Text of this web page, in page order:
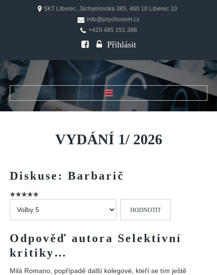
SKT Liberec, Jáchymovská 385, 460 10 Liberec 10
info@psychosom.cz
+420 485 151 398
Přihlásit
ÚVOD
O ČASOPISU
Historie
FAQ
PSYCHOSOM
Vydání 1/ 2026
Vydání 3/ 2025
Vydání 1/ 2025
VYDÁNÍ 1/ 2026
Diskuse: Barbarič
prosím
Odpověď autora Selektivní
kritiky…
Milá Romano, popřípadě další kolegové, kteří se tím ještě